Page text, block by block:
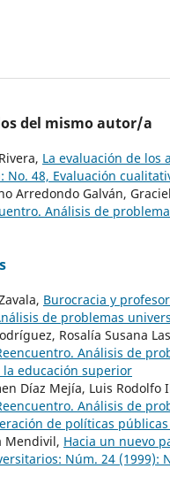
del mismo autor/a
La evaluación de los
No. 48, Evaluación
Arredondo Galván,
Análisis de
Burocracia y
de problemas
Rosalía Susana
Análisis de
educación superior
Díaz Mejía, Luis Rodolfo
Análisis de
de políticas
Mendivil, Hacia un nuevo
Núm. 24 (1999):